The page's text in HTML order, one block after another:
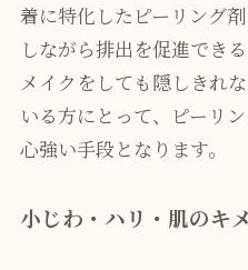
着に特化したピーリング
しながら排出を促進できる
メイクをしても隠しきれ
いる方にとって、ピーリ
心強い手段となります。
小じわ・ハリ・肌のキ